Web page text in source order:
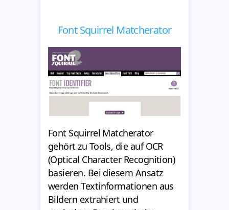
Font Squirrel Matcherator
Font Squirrel Matcherator
gehört zu Tools, die auf OCR
(Optical Character Recognition)
basieren. Bei diesem Ansatz
werden Textinformationen aus
Bildern extrahiert und